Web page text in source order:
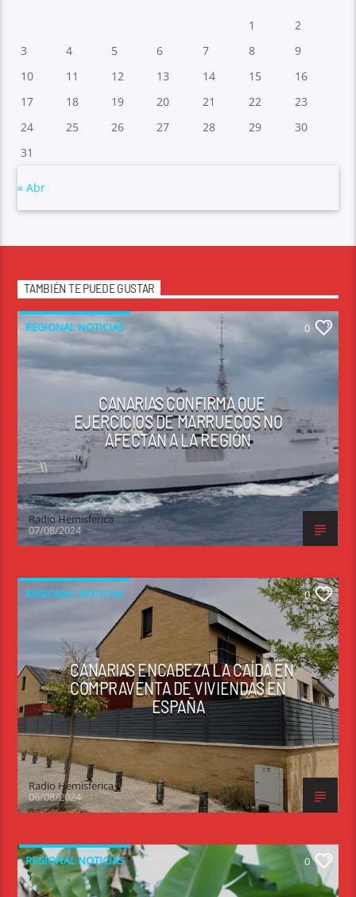
1
2
3
4 5 6 7 8
9
10
11 12 13 14 15
16
17
18 19 20 21 22
23
24
25 26 27 28 29
30
31
« Abr
TAMBIÉN TE PUEDE GUSTAR
REGIONAL NOTICIAS 0
CANARIAS CONFIRMA QUE
EJERCICIOS DE MARRUECOS NO
AFECTAN A LA REGIÓN
Radio Hemisferica
07/08/2024
REGIONAL NOTICIAS 0
CANARIAS ENCABEZA LA CAÍDA EN
COMPRAVENTA DE VIVIENDAS EN
ESPAÑA
Radio Hemisferica
06/08/2024
REGIONAL NOTICIAS 0